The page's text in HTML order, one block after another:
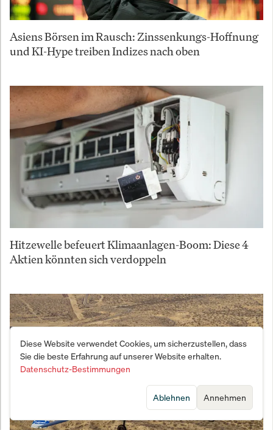
Asiens Börsen im Rausch: Zinssenkungs-Hoffnung
und KI-Hype treiben Indizes nach oben
Hitzewelle befeuert Klimaanlagen-Boom: Diese 4
Aktien könnten sich verdoppeln
Diese Website verwendet Cookies, um sicherzustellen, dass
Sie die beste Erfahrung auf unserer Website erhalten.
Datenschutz-Bestimmungen
Annehmen
Ablehnen